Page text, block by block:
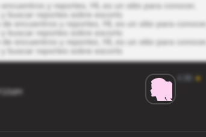
y reportes, HL es un sitio para conocer,
buscar reportes sobre escorts
encuentros y reportes, HL es un sitio para conocer,
buscar reportes sobre escorts
encuentros y reportes, HL es un sitio para conocer,
buscar reportes sobre escorts
★